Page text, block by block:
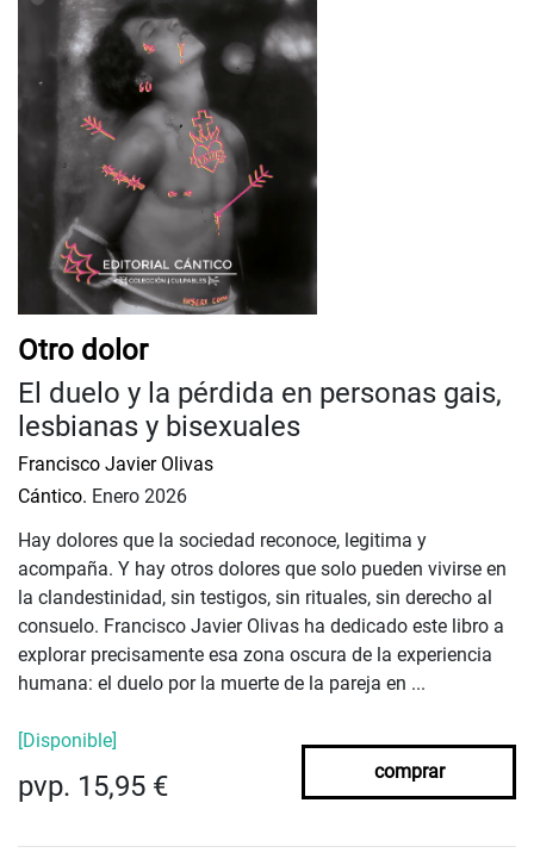
Otro dolor
El duelo y la pérdida en personas gais,
lesbianas y bisexuales
Francisco Javier Olivas
Cántico. Enero 2026
Hay dolores que la sociedad reconoce, legitima y
acompaña. Y hay otros dolores que solo pueden vivirse en
la clandestinidad, sin testigos, sin rituales, sin derecho al
consuelo. Francisco Javier Olivas ha dedicado este libro a
explorar precisamente esa zona oscura de la experiencia
humana: el duelo por la muerte de la pareja en ...
[Disponible]
pvp. 15,95 € comprar